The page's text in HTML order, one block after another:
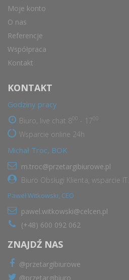
Moje konto
O nas
Referencje
Współpraca
Kontakt
KONTAKT
Godziny pracy
Biuro, live chat 8 - 17
Wsparcie online 24h
Michał Troc, BOK
m.troc@przetargibiurowe.pl
Biuro Obsługi Klienta, wsparcie IT.
Paweł Witkowski, CEO
pawel.witkowski@celcen.pl
(+48) 600 092 062
ZNAJDŹ NAS
@przetargibiurowe
@przetargibiuro